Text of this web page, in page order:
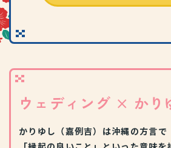
ウェディング × かり
かりゆし（嘉例吉）は沖縄の方言で